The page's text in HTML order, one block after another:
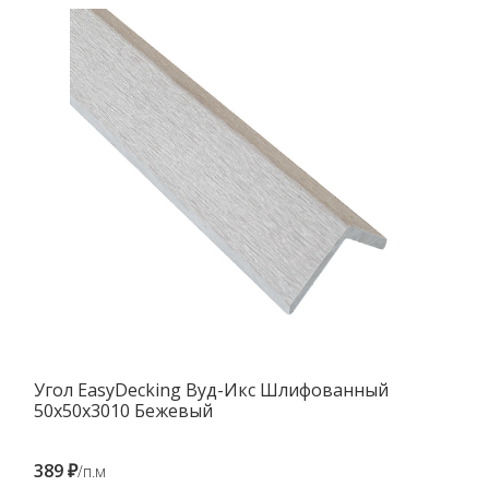
Угол EasyDecking Вуд-Икс Шлифованный
50х50х3010 Бежевый
389 ₽/п.м